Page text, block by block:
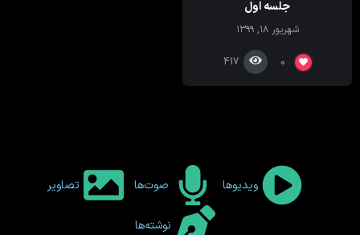
جلسه اول
شهریور ۱۸, ۱۳۹۹
0
417
ویدیوها صوت‌ها تصاویر
نوشته‌ها